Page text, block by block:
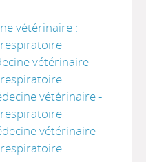
vétérinaire :
vétérinaire -
vétérinaire -
vétérinaire -